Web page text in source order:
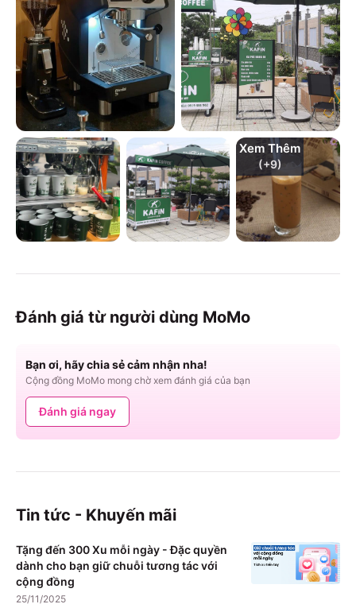
Xem Thêm
(+9)
Đánh giá từ người dùng MoMo
Bạn ơi, hãy chia sẻ cảm nhận nha!
Cộng đồng MoMo mong chờ xem đánh giá của bạn
Đánh giá ngay
Tin tức - Khuyến mãi
Tặng đến 300 Xu mỗi ngày - Đặc quyền
dành cho bạn giữ chuỗi tương tác với
cộng đồng
25/11/2025